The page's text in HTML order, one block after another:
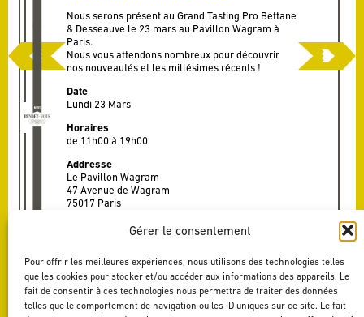
Gérer le consentement
Pour offrir les meilleures expériences, nous utilisons des technologies telles
que les cookies pour stocker et/ou accéder aux informations des appareils. Le
fait de consentir à ces technologies nous permettra de traiter des données
telles que le comportement de navigation ou les ID uniques sur ce site. Le fait
Nous serons présent au Grand Tasting Pro Bettane
& Desseauve le 23 mars au Pavillon Wagram à
Paris.
Nous vous attendons nombreux pour découvrir
nos nouveautés et les millésimes récents !
Date
Lundi 23 Mars
Horaires
de 11h00 à 19h00
Addresse
Le Pavillon Wagram
47 Avenue de Wagram
75017 Paris